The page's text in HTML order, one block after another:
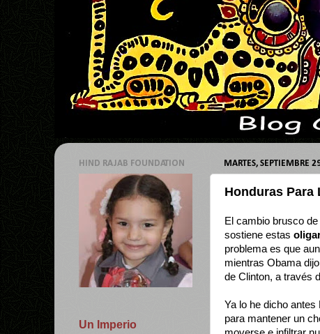
MARTES, SEPTIEMBRE
Honduras Para
El cambio brusco
sostiene estas
problema es que
mientras Obama
de Clinton, a través
Ya lo he dicho antes
para mantener un
HIND RAJAB FOUNDATION
Un Imperio